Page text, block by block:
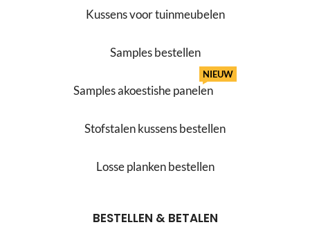
Kussens voor tuinmeubelen
Samples bestellen
Samples akoestishe panelen
NIEUW
Stofstalen kussens bestellen
Losse planken bestellen
BESTELLEN & BETALEN